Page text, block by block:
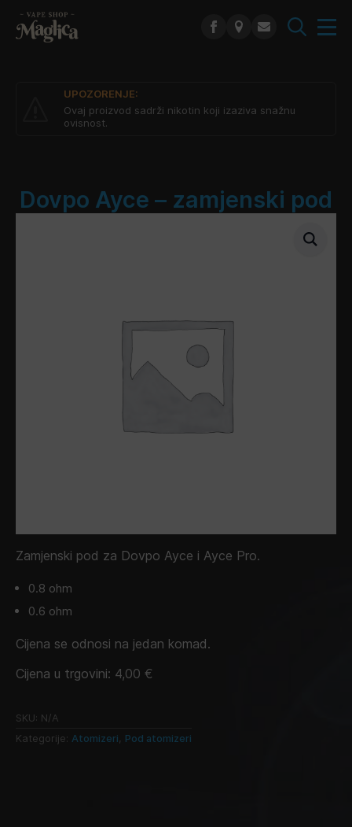
UPOZORENJE:
Ovaj proizvod sadrži nikotin koji izaziva snažnu
ovisnost.
Dovpo Ayce – zamjenski pod
Zamjenski pod za Dovpo Ayce i Ayce Pro.
0.8 ohm
0.6 ohm
Cijena se odnosi na jedan komad.
Cijena u trgovini: 4,00 €
SKU: N/A
Kategorije: Atomizeri, Pod atomizeri